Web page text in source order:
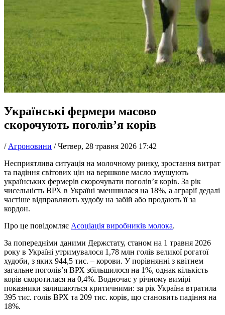
Українські фермери масово
скорочують поголів’я корів
/ Агроновини /Четвер, 28 травня 2026 17:42
Несприятлива ситуація на молочному ринку, зростання витрат
та падіння світових цін на вершкове масло змушують
українських фермерів скорочувати поголів’я корів. За рік
чисельність ВРХ в Україні зменшилася на 18%, а аграрії дедалі
частіше відправляють худобу на забій або продають її за
кордон.
Про це повідомляє Асоціація виробників молока.
За попередніми даними Держстату, станом на 1 травня 2026
року в Україні утримувалося 1,78 млн голів великої рогатої
худоби, з яких 944,5 тис. – корови. У порівнянні з квітнем
загальне поголів’я ВРХ збільшилося на 1%, однак кількість
корів скоротилася на 0,4%. Водночас у річному вимірі
показники залишаються критичними: за рік Україна втратила
395 тис. голів ВРХ та 209 тис. корів, що становить падіння на
18%.